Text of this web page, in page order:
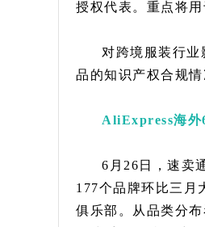
授权代表。重点将
对跨境服装行业
品的知识产权合规
AliExpress海外
6月26日，速卖
177个品牌环比三月
俱乐部。从品类分